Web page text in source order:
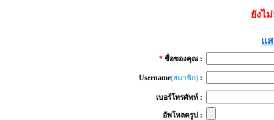
ยังไ
แ
* ชื่อของคุณ :
Username(สมาชิก) :
เบอร์โทรศัพท์ :
อัพโหลดรูป :